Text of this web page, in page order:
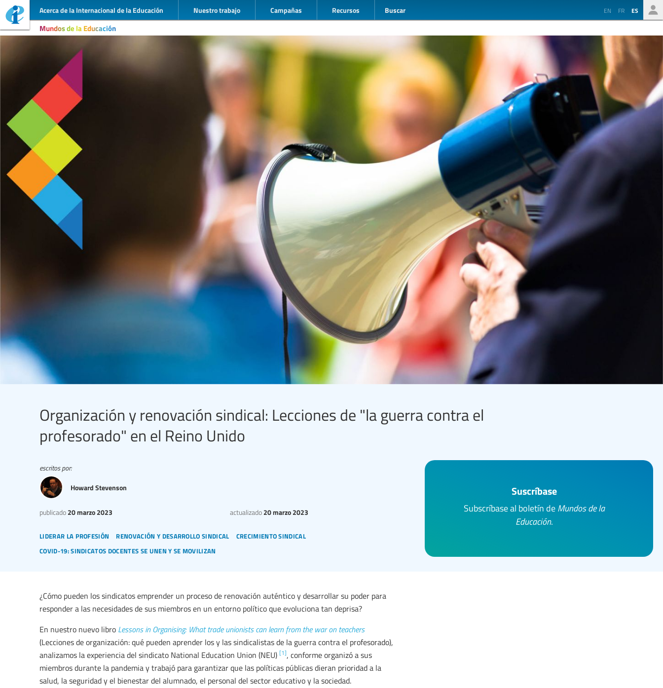
Acerca de la Internacional de la Educación Nuestro trabajo Campañas Recursos Buscar EN FR ES
Mundos de la Educación
Organización y renovación sindical: Lecciones de "la guerra contra el
profesorado" en el Reino Unido
liderar la profesión renovación y desarrollo sindical crecimiento sindical
covid-19: sindicatos docentes se unen y se movilizan
publicado 20 marzo 2023 actualizado20 marzo 2023
escritos por:
Howard Stevenson Suscríbase
Subscríbase al boletín de Mundos de la
Educación.
¿Cómo pueden los sindicatos emprender un proceso de renovación auténtico y desarrollar su poder para
responder a las necesidades de sus miembros en un entorno político que evoluciona tan deprisa?
En nuestro nuevo libro Lessons in Organising: What trade unionists can learn from the war on teachers
(Lecciones de organización: qué pueden aprender los y las sindicalistas de la guerra contra el profesorado),
analizamos la experiencia del sindicato National Education Union (NEU) [1], conforme organizó a sus
miembros durante la pandemia y trabajó para garantizar que las políticas públicas dieran prioridad a la
salud, la seguridad y el bienestar del alumnado, el personal del sector educativo y la sociedad.